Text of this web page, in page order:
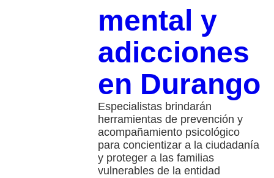
mental y
adicciones
en Durango
Especialistas brindarán
herramientas de prevención y
acompañamiento psicológico
para concientizar a la ciudadanía
y proteger a las familias
vulnerables de la entidad